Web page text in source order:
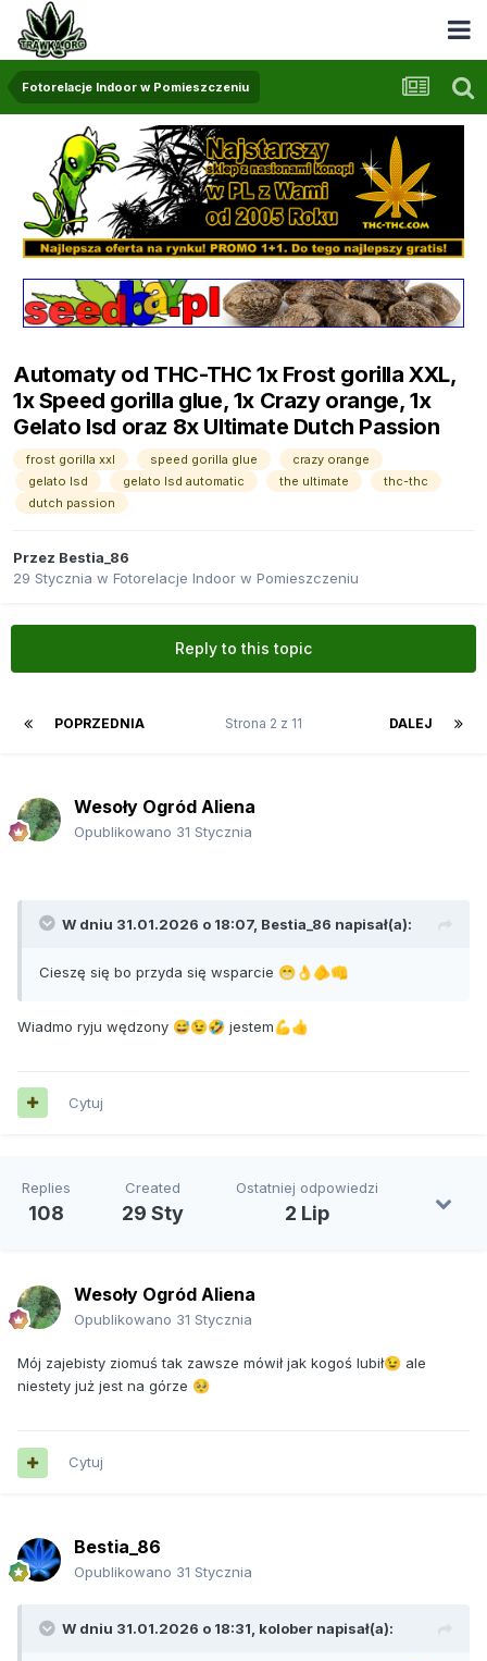
Fotorelacje Indoor w Pomieszczeniu
Automaty od THC-THC 1x Frost gorilla XXL,
1x Speed gorilla glue, 1x Crazy orange, 1x
Gelato lsd oraz 8x Ultimate Dutch Passion
frost gorilla xxl speed gorilla glue
crazy orange
gelato lsd
gelato lsd automatic the ultimate
thc-thc
dutch passion
Przez Bestia_86
29 Stycznia w Fotorelacje Indoor w Pomieszczeniu
Reply to this topic
POPRZEDNIA DALEJ
Strona 2 z 11
Wesoły Ogród Aliena
Opublikowano 31 Stycznia
W dniu 31.01.2026 o 18:07, Bestia_86 napisał(a):
Cieszę się bo przyda się wsparcie 😁 👌 🫵👊
Wiadmo ryju wędzony 😅😉🤣 jestem 💪👍
Cytuj
Replies
108
Created
29 Sty
Ostatniej odpowiedzi
2 Lip
Wesoły Ogród Aliena
Opublikowano 31 Stycznia
Mój zajebisty ziomuś tak zawsze mówił jak kogoś lubił😉 ale
niestety już jest na górze 🥺
Cytuj
Bestia_86
Opublikowano 31 Stycznia
W dniu 31.01.2026 o 18:31, kolober napisał(a):